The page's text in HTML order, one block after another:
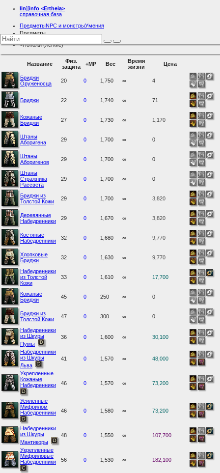
lin][info <Ertheia>
справочная база
ПредметыNPC и монстрыУмения
Предметы
Поножи (легкие)
Название
Физ.
защита
+MP Вес
Время
жизни
Цена
Бриджи
Оруженосца
20 0 1,750 ∞ 4
Бриджи 22 0 1,740 ∞ 71
Кожаные
Бриджи
27 0 1,730 ∞ 1,170
Штаны
Аборигена
29 0 1,700 ∞ 0
Штаны
Аборигенов
29 0 1,700 ∞ 0
Штаны
Стражника
Рассвета
29 0 1,700 ∞ 0
Бриджи из
Толстой Кожи
29 0 1,700 ∞ 3,820
Деревянные
Набедренники
29 0 1,670 ∞ 3,820
Костяные
Набедренники
32 0 1,680 ∞ 9,770
Хлопковые
Бриджи
32 0 1,630 ∞ 9,770
Набедренники
из Толстой
Кожи
33 0 1,610 ∞ 17,700
Кожаные
Бриджи
45 0 250 ∞ 0
Бриджи из
Толстой Кожи
47 0 300 ∞ 0
Набедренники
из Шкуры
Пумы
36 0 1,600 ∞ 30,100
Набедренники
из Шкуры
Льва
41 0 1,570 ∞ 48,000
Укрепленные
Кожаные
Набедренники
46 0 1,570 ∞ 73,200
Усиленные
Мифрилом
Набедренники
46 0 1,580 ∞ 73,200
Набедренники
из Шкуры
Мантикоры
48 0 1,550 ∞ 107,700
Укрепленные
Мифриловые
Набедренники
56 0 1,530 ∞ 182,100